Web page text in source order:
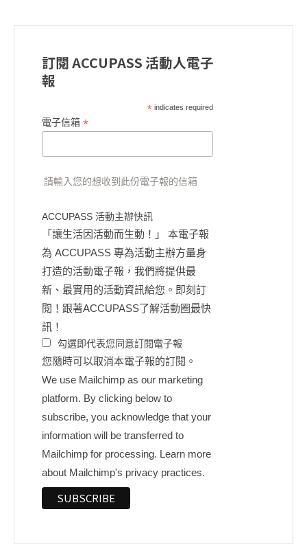
訂閱 ACCUPASS 活動人電子
報
*indicates required
電子信箱 *
請輸入您的想收到此份電子報的信箱
ACCUPASS 活動主辦快訊
「讓生活因活動而生動！」 本電子報
為 ACCUPASS 專為活動主辦方量身
打造的活動電子報，我們將提供最
新、最實用的活動資訊給您。即刻訂
閱！跟著ACCUPASS了解活動圈最快
訊！
勾選即代表您同意訂閱電子報
您隨時可以取消本電子報的訂閱。
We use Mailchimp as our marketing
platform. By clicking below to
subscribe, you acknowledge that your
information will be transferred to
Mailchimp for processing. Learn more
about Mailchimp's privacy practices.